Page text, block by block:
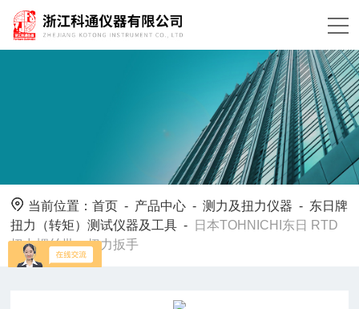
当前位置：首页 - 产品中心 -测力及扭力仪器 - 东日牌
扭力（转矩）测试仪器及工具 -
日本TOHNICHI东日 RTD
扭力螺丝批、扭力扳手